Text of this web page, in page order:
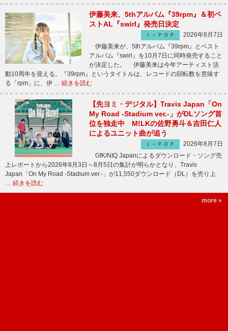
伊藤美来、5thアルバム『39rpm』＆初ベ
ストAL『swirl』発売日決定
Ｊ－ＰＯＰ
2026年8月7日
伊藤美来が、5thアルバム『39rpm』とベスト
アルバム『swirl』を10月7日に同時発売すること
が決定した。 伊藤美来は今年アーティスト活
動10周年を迎える。『39rpm』というタイトルは、レコードの回転数を意味す
る「rpm」に、伊 … 続きを読む
【先ヨミ・デジタル】Travis Japan「On
My Road -Stadium ver.-」がDLソング首
位を独走中 M!LKの佐野勇斗＆吉田仁人
によるユニット曲が追う
Ｊ－ＰＯＰ
2026年8月7日
GfK/NIQ Japanによるダウンロード・ソング売
上レポートから2026年8月3日～8月5日の集計が明らかとなり、Travis
Japan「On My Road -Stadium ver.-」が11,550ダウンロード（DL）を売り上
… 続きを読む
more »